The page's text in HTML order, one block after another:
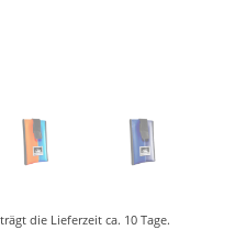
die Lieferzeit ca. 10 Tage.